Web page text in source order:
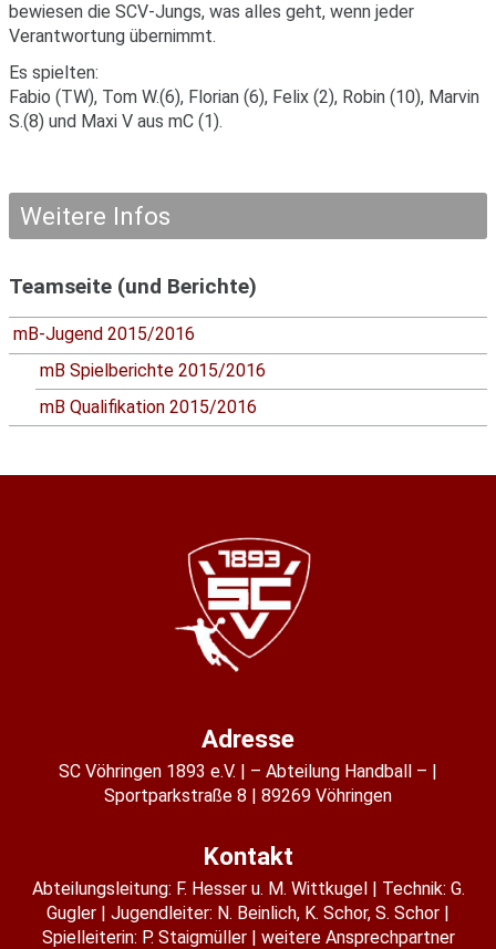
bewiesen die SCV-Jungs, was alles geht, wenn jeder
Verantwortung übernimmt.
Es spielten:
Fabio (TW), Tom W.(6), Florian (6), Felix (2), Robin (10), Marvin
S.(8) und Maxi V aus mC (1).
Weitere Infos
Teamseite (und Berichte)
mB-Jugend 2015/2016
mB Spielberichte 2015/2016
mB Qualifikation 2015/2016
Adresse
SC Vöhringen 1893 e.V.
– Abteilung Handball –
Sportparkstraße 8
89269 Vöhringen
Kontakt
Abteilungsleitung: F. Hesser u. M. Wittkugel
Technik: G.
Gugler
Jugendleiter: N. Beinlich, K. Schor, S. Schor
Spielleiterin: P. Staigmüller weitere Ansprechpartner